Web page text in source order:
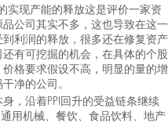
实现产能的释放这是评价一家资
公司其实不多，这也导致在这一
利润的释放，很多还在修复资产
有可挖掘的机会，在具体的个股
格要求假设不高，明显的量的增
净的公司。
，沿着PPI回升的受益链条继续
通用机械、餐饮、食品饮料、地产